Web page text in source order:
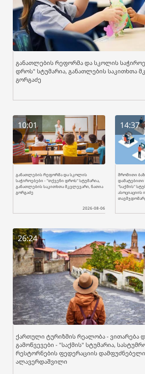
განათლების რეფორმა და სკოლის
დროს" სტუმარია, განათლების საკითხთა
გორგაძე
10:01
განათლების რეფორმა და სკოლის
საჭიროებები - "თქვენი დროს" სტუმარია,
განათლების საკითხთა მკვლევარი, ნათია
გორგაძე
2026-08-06
14:37
შრომითი
დამატებითი
"საქმის"
26:24
ქართული ტურიზმის რეალობა - ვითარება
გამოწვევები - "საქმის" სტუმარია,
რესტორნების ფედერაციის
ალავერდაშვილი